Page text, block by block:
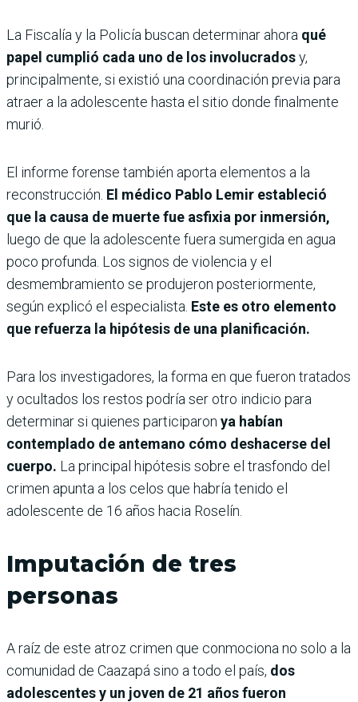
La Fiscalía y la Policía buscan determinar ahora qué
papel cumplió cada uno de los involucradosy,
principalmente, si existió una coordinación previa para
atraer a la adolescente hasta el sitio donde finalmente
murió.
El informe forense también aporta elementos a la
reconstrucción. El médico Pablo Lemir estableció
que la causa de muerte fue asfixia por inmersión,
luego de que la adolescente fuera sumergida en agua
poco profunda. Los signos de violencia y el
desmembramiento se produjeron posteriormente,
según explicó el especialista. Este es otro elemento
que refuerza la hipótesis de una planificación.
Para los investigadores, la forma en que fueron tratados
y ocultados los restos podría ser otro indicio para
determinar si quienes participaron ya habían
contemplado de antemano cómo deshacerse del
cuerpo. La principal hipótesis sobre el trasfondo del
crimen apunta a los celos que habría tenido el
adolescente de 16 años hacia Roselín.
Imputación de tres
personas
A raíz de este atroz crimen que conmociona no solo a la
comunidad de Caazapá sino a todo el país, dos
adolescentes y un joven de 21 años fueron